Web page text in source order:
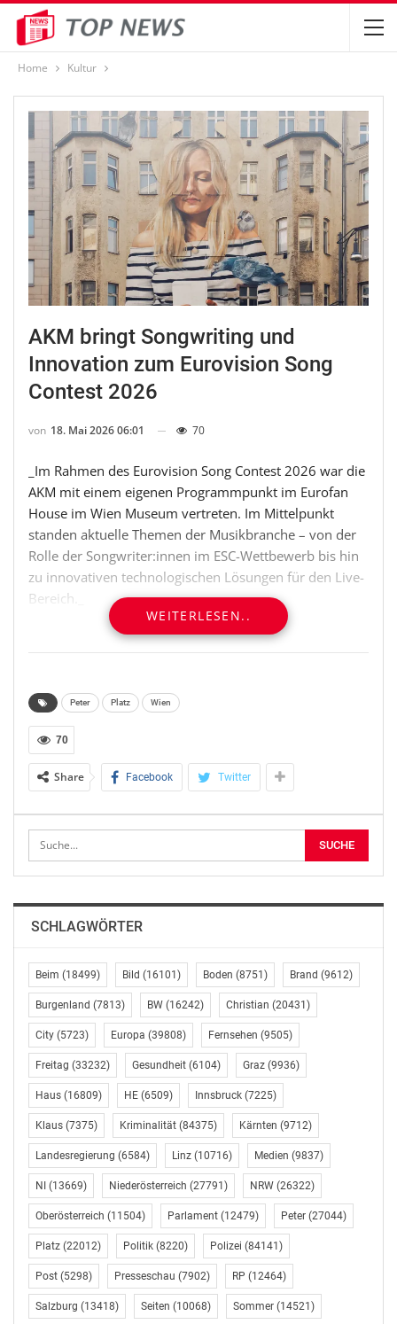
Home Kultur
AKM bringt Songwriting und
Innovation zum Eurovision Song
Contest 2026
von 18. Mai 2026 06:01 70
_Im Rahmen des Eurovision Song Contest 2026 war die
AKM mit einem eigenen Programmpunkt im Eurofan
House im Wien Museum vertreten. Im Mittelpunkt
standen aktuelle Themen der Musikbranche – von der
Rolle der Songwriter:innen im ESC-Wettbewerb bis hin
zu innovativen technologischen Lösungen für den Live-
Bereich._
SONGWRITER:INNEN IM FOKUS: ZWISCHEN
Gemeinsam mit der University of Leeds und der
Middlesex University London präsentierte die AKM die
aktuellen Ergebnisse der „Eurovision Songwriters
Survey“. Ziel der Studie ist es, die Erfahrungen von
Eurovision-Songwriter:innen sichtbar zu machen und
ihnen eine stärkere Stimme im Diskurs zu geben.
Die Auswertung der Daten sowie vertiefende Interviews
zeichnen ein differenziertes Bild: Einerseits wird der
einzigartige Plattform mit hoher internationaler
Andererseits äußern viele die Sorge, dass ihre Rolle
zunehmend in den Hintergrund tritt – insbesondere im
Vergleich zur starken Präsenz der Performer:innen im
Wettbewerb.
Besonders deutlich zeigt sich dabei der Wunsch nach
stärkerer Einbindung und Sichtbarkeit: 83% der
befragten Songwriter:innen wünschen sich einen
offiziellen Platz in der nationalen Delegation sowie
finanzielle Unterstützung für die Teilnahme am Contest.
Zudem sprechen sich 75% für eine sichtbarere
Nennung von Songwriter:innen auf offiziellen
Eurovision-Plattformen aus.
In einer anschließenden Podiumsdiskussion wurden
diese Themen gemeinsam mit drei Songwriterinnen
vertieft, die bereits für den Eurovision Song Contest
WEITERLESEN..
Peter Platz Wien
70
Share Facebook Twitter
SCHLAGWÖRTER
Beim (18499) Bild (16101) Boden (8751) Brand (9612)
Burgenland (7813) BW (16242) Christian (20431)
City (5723) Europa (39808) Fernsehen (9505)
Freitag (33232) Gesundheit (6104) Graz (9936)
Haus (16809) HE (6509) Innsbruck (7225)
Klaus (7375) Kriminalität (84375) Kärnten (9712)
Landesregierung (6584) Linz (10716) Medien (9837)
NI (13669) Niederösterreich (27791) NRW (26322)
Oberösterreich (11504) Parlament (12479) Peter (27044)
Platz (22012) Politik (8220) Polizei (84141)
Post (5298) Presseschau (7902) RP (12464)
Salzburg (13418) Seiten (10068) Sommer (14521)